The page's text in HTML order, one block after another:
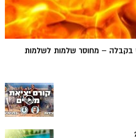
בקבלה – מחוסר שלמות לשלמות